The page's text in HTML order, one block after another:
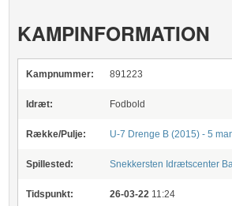
KAMPINFORMATION
Kampnummer: 891223
Idræt: Fodbold
Række/Pulje: U-7 Drenge B (2015) - 5
Spillested: Snekkersten Idrætscenter
Tidspunkt: 26-03-22 11:24